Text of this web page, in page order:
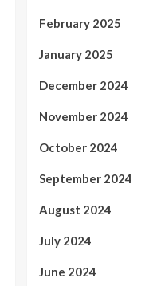
February 2025
January 2025
December 2024
November 2024
October 2024
September 2024
August 2024
July 2024
June 2024